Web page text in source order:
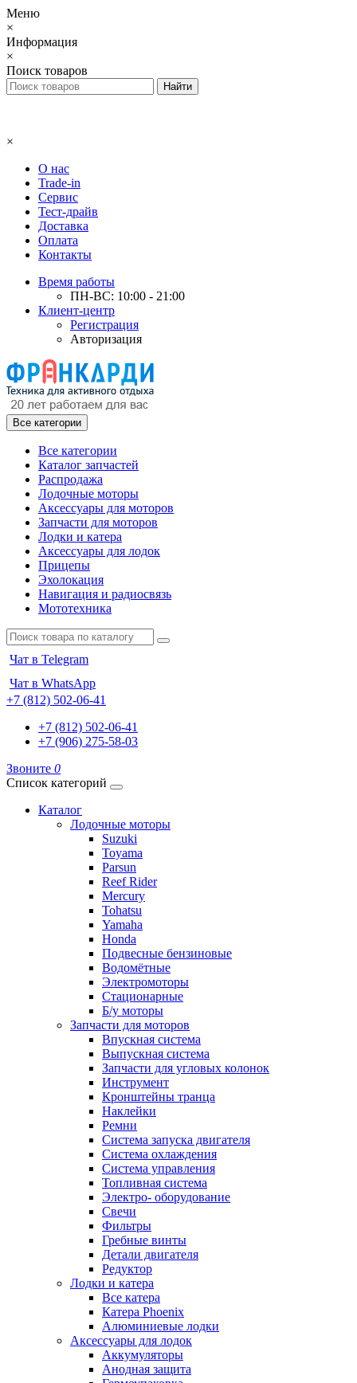
Меню
×
Информация
×
Поиск товаров
×
О нас
Trade-in
Сервис
Тест-драйв
Доставка
Оплата
Контакты
Время работы
ПН-ВС: 10:00 - 21:00
Клиент-центр
Регистрация
Авторизация
Все категории
Все категории
Каталог запчастей
Распродажа
Лодочные моторы
Аксессуары для моторов
Запчасти для моторов
Лодки и катера
Аксессуары для лодок
Прицепы
Эхолокация
Навигация и радиосвязь
Мототехника
Чат в Telegram
Чат в WhatsApp
+7 (812) 502-06-41
+7 (812) 502-06-41
+7 (906) 275-58-03
Звоните 0
Список категорий
Каталог
Лодочные моторы
Suzuki
Toyama
Parsun
Reef Rider
Mercury
Tohatsu
Yamaha
Honda
Подвесные бензиновые
Водомётные
Электромоторы
Стационарные
Б/у моторы
Запчасти для моторов
Впускная система
Выпускная система
Запчасти для угловых колонок
Инструмент
Кронштейны транца
Наклейки
Ремни
Система запуска двигателя
Система охлаждения
Система управления
Топливная система
Электро- оборудование
Свечи
Фильтры
Гребные винты
Детали двигателя
Редуктор
Лодки и катера
Все катера
Катера Phoenix
Алюминиевые лодки
Аксессуары для лодок
Аккумуляторы
Анодная защита